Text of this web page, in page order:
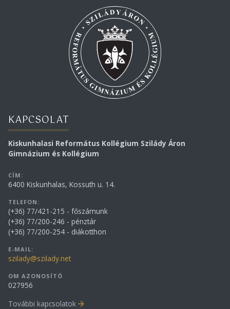
KAPCSOLAT
Kiskunhalasi Református Kollégium Szilády Áron
Gimnázium és Kollégium
CÍM:
6400 Kiskunhalas, Kossuth u. 14.
TELEFON:
(+36) 77/421-215 - főszámunk
(+36) 77/200-246 - pénztár
(+36) 77/200-254 - diákotthon
E-MAIL:
szilady@szilady.net
OM AZONOSÍTÓ
027956
További kapcsolatok